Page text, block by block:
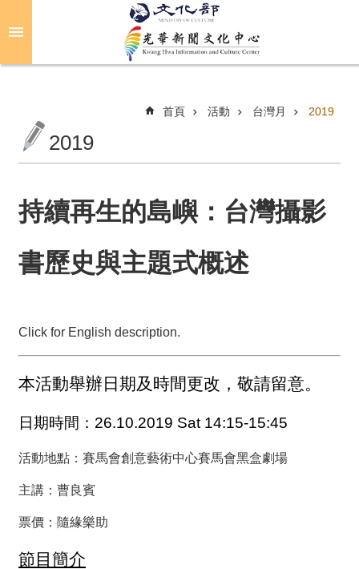
關
光
華
活
動
華
聞
友
連
首頁 活動 台灣月 2019
2019
持續再生的島嶼：台灣攝影
書歷史與主題式概述
Click for English description.
本活動舉辦日期及時間更改，敬請留意。
日期時間：26.10.2019 Sat 14:15-15:45
活動地點： 賽馬會創意藝術中心賽馬會黑盒劇場
主講：曹良賓
票價：隨緣樂助
節目簡介